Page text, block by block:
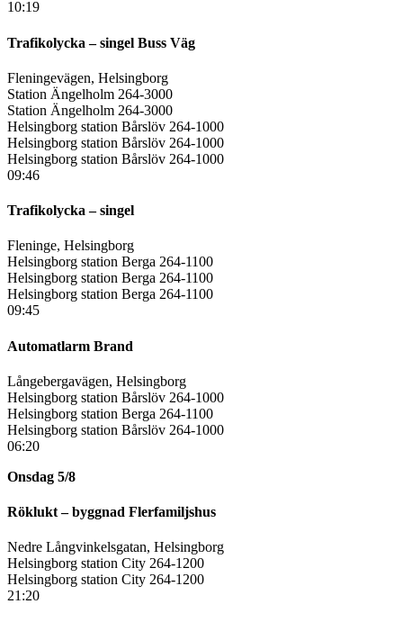
10:19
Trafikolycka – singel Buss Väg
Fleningevägen, Helsingborg
Station Ängelholm 264-3000
Station Ängelholm 264-3000
Helsingborg station Bårslöv 264-1000
Helsingborg station Bårslöv 264-1000
Helsingborg station Bårslöv 264-1000
09:46
Trafikolycka – singel
Fleninge, Helsingborg
Helsingborg station Berga 264-1100
Helsingborg station Berga 264-1100
Helsingborg station Berga 264-1100
09:45
Automatlarm Brand
Långebergavägen, Helsingborg
Helsingborg station Bårslöv 264-1000
Helsingborg station Berga 264-1100
Helsingborg station Bårslöv 264-1000
06:20
Onsdag 5/8
Röklukt – byggnad Flerfamiljshus
Nedre Långvinkelsgatan, Helsingborg
Helsingborg station City 264-1200
Helsingborg station City 264-1200
21:20